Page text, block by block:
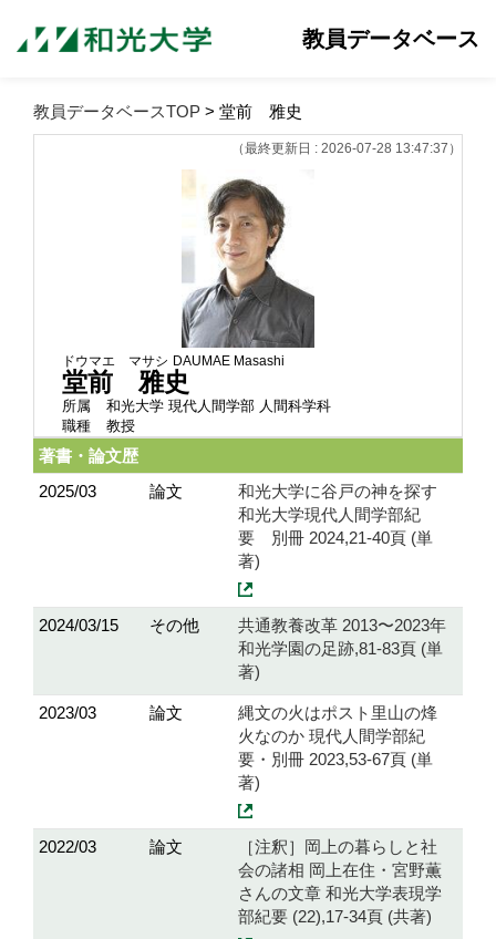
教員データベース
教員データベースTOP > 堂前 雅史
（最終更新日 : 2026-07-28 13:47:37）
ドウマエ マサシ DAUMAE Masashi
堂前 雅史
所属
和光大学 現代人間学部 人間科学科
職種
教授
著書・論文歴
2025/03
論文
和光大学に谷戸の神を探す
和光大学現代人間学部紀
要 別冊 2024,21-40頁 (単
著)
2024/03/15 その他
共通教養改革 2013〜2023年
和光学園の足跡,81-83頁 (単
著)
2023/03 論文
縄文の火はポスト里山の烽
火なのか 現代人間学部紀
要・別冊 2023,53-67頁 (単
著)
2022/03 論文
［注釈］岡上の暮らしと社
会の諸相 岡上在住・宮野薫
さんの文章 和光大学表現学
部紀要 (22),17-34頁 (共著)